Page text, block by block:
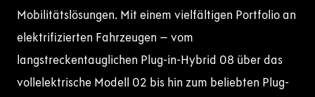
Mobilitätslösungen. Mit einem vielfältigen Portfolio an
elektrifizierten Fahrzeugen – vom
langstreckentauglichen Plug-in-Hybrid 08 über das
vollelektrische Modell 02 bis hin zum beliebten Plug-